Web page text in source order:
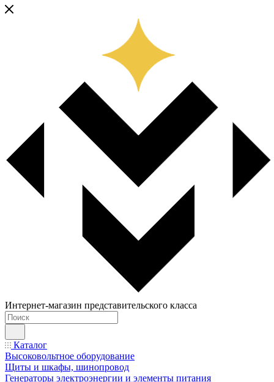
Интернет-магазин представительского класса
Каталог
Высоковольтное оборудование
Щиты и шкафы, шинопровод
Генераторы электроэнергии и элементы питания